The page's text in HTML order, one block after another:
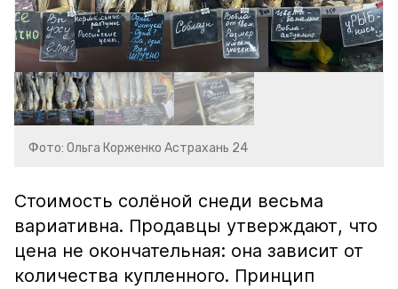
Фото: Ольга Корженко Астрахань 24
Стоимость солёной снеди весьма
вариативна. Продавцы утверждают, что
цена не окончательная: она зависит от
количества купленного. Принцип